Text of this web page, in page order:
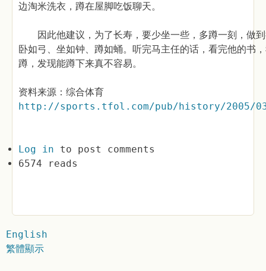
边淘米洗衣，蹲在屋脚吃饭聊天。
因此他建议，为了长寿，要少坐一些，多蹲一刻，做到
卧如弓、坐如钟、蹲如蛹。听完马主任的话，看完他的书
蹲，发现能蹲下来真不容易。
资料来源：综合体育
http://sports.tfol.com/pub/history/2005/
Log in to post comments
6574 reads
English
繁體顯示